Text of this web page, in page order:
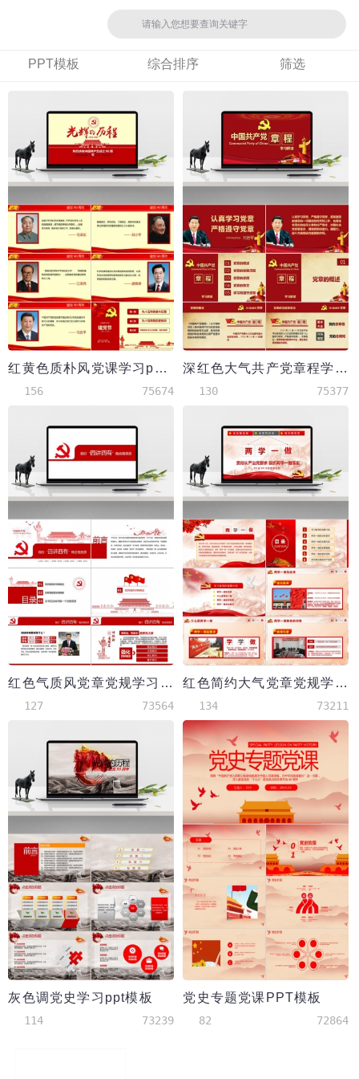
PPT模板 综合排序 筛选
红黄色质朴风党课学习ppt模板
156 75674
深红色大气共产党章程学习ppt模板
130 75377
红色气质风党章党规学习ppt模板
127 73564
红色简约大气党章党规学习ppt模板
134 73211
灰色调党史学习ppt模板
114 73239
党史专题党课PPT模板
82 72864